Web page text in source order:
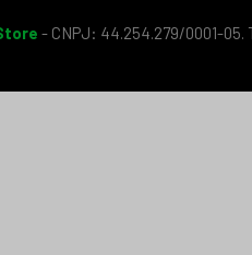
- CNPJ: 44.254.279/0001-